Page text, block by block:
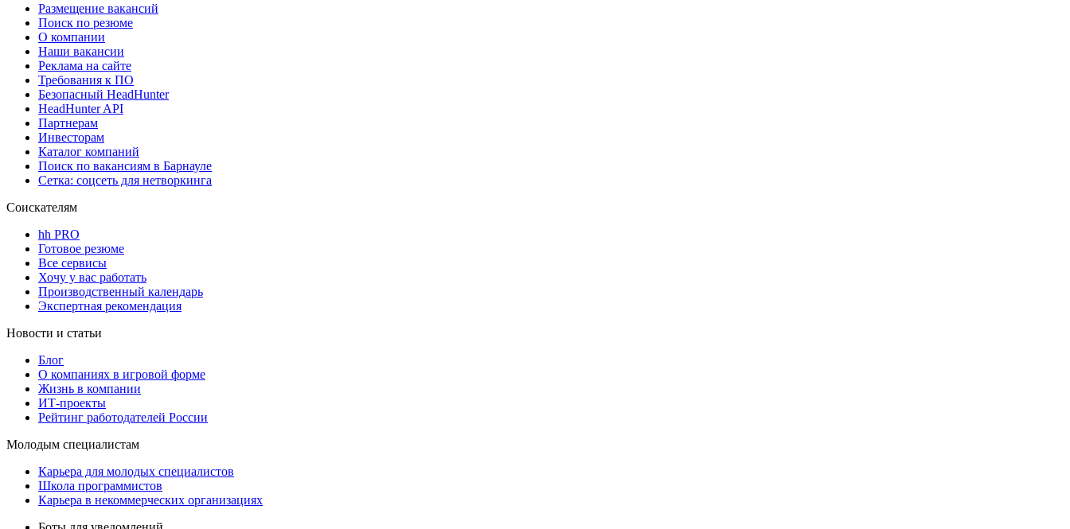
Размещение вакансий
Поиск по резюме
О компании
Наши вакансии
Реклама на сайте
Требования к ПО
Безопасный HeadHunter
HeadHunter API
Партнерам
Инвесторам
Каталог компаний
Поиск по вакансиям в Барнауле
Сетка: соцсеть для нетворкинга
Соискателям
hh PRO
Готовое резюме
Все сервисы
Хочу у вас работать
Производственный календарь
Экспертная рекомендация
Новости и статьи
Блог
О компаниях в игровой форме
Жизнь в компании
ИТ-проекты
Рейтинг работодателей России
Молодым специалистам
Карьера для молодых специалистов
Школа программистов
Карьера в некоммерческих организациях